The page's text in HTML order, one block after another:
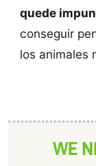
quede
conseguir
los animales
WE